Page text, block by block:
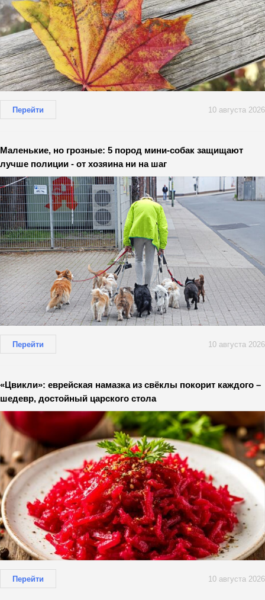
Перейти 10 августа 2026
Маленькие, но грозные: 5 пород мини-собак защищают
лучше полиции - от хозяина ни на шаг
Перейти 10 августа 2026
«Цвикли»: еврейская намазка из свёклы покорит каждого –
шедевр, достойный царского стола
Перейти 10 августа 2026